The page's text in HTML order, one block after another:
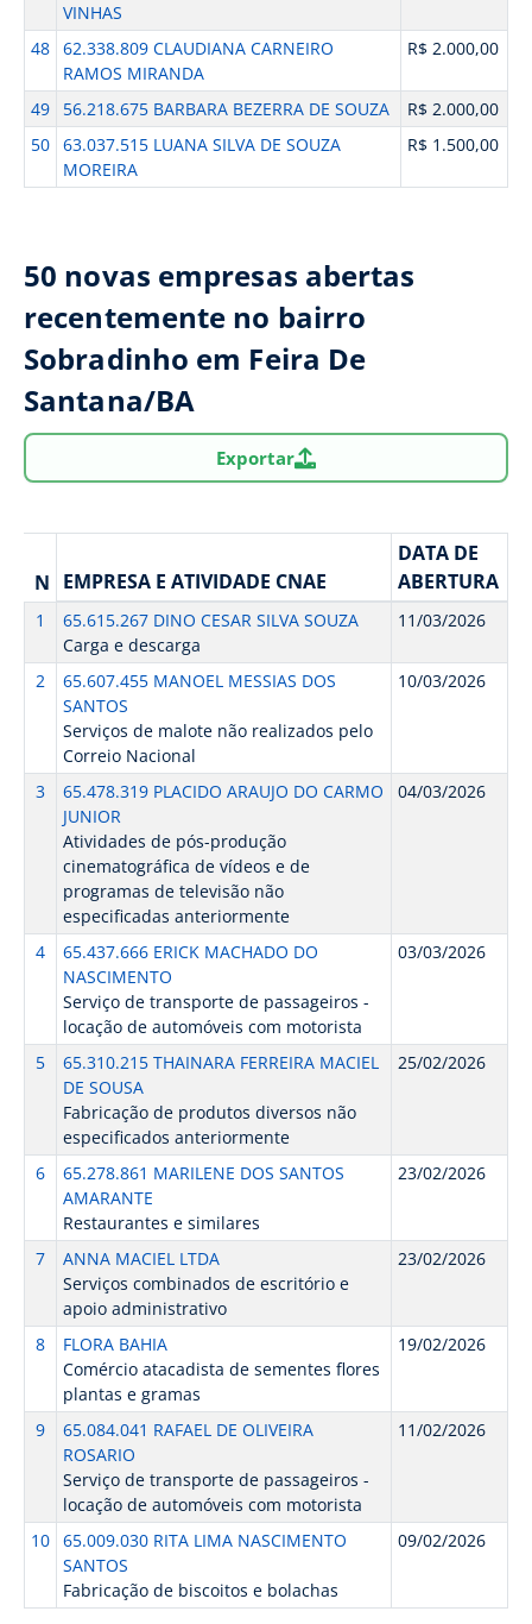
VINHAS
48 62.338.809 CLAUDIANA CARNEIRO
RAMOS MIRANDA
R$ 2.000,00
49 56.218.675 BARBARA BEZERRA DE SOUZA
R$ 2.000,00
50 63.037.515 LUANA SILVA DE SOUZA
MOREIRA
R$ 1.500,00
50 novas empresas abertas
recentemente no bairro
Sobradinho em Feira De
Santana/BA
Exportar
N EMPRESA E ATIVIDADE CNAE
DATA DE
ABERTURA
1
65.615.267 DINO CESAR SILVA SOUZA
Carga e descarga
11/03/2026
2
65.607.455 MANOEL MESSIAS DOS
SANTOS
Serviços de malote não realizados pelo
Correio Nacional
10/03/2026
3
65.478.319 PLACIDO ARAUJO DO CARMO
JUNIOR
Atividades de pós-produção
cinematográfica de vídeos e de
programas de televisão não
especificadas anteriormente
04/03/2026
4
65.437.666 ERICK MACHADO DO
NASCIMENTO
Serviço de transporte de passageiros -
locação de automóveis com motorista
03/03/2026
5
65.310.215 THAINARA FERREIRA MACIEL
DE SOUSA
Fabricação de produtos diversos não
especificados anteriormente
25/02/2026
6
65.278.861 MARILENE DOS SANTOS
AMARANTE
Restaurantes e similares
23/02/2026
7
ANNA MACIEL LTDA
Serviços combinados de escritório e
apoio administrativo
23/02/2026
8
FLORA BAHIA
Comércio atacadista de sementes flores
plantas e gramas
19/02/2026
9
65.084.041 RAFAEL DE OLIVEIRA
ROSARIO
Serviço de transporte de passageiros -
locação de automóveis com motorista
11/02/2026
10 65.009.030 RITA LIMA NASCIMENTO
SANTOS
Fabricação de biscoitos e bolachas
09/02/2026